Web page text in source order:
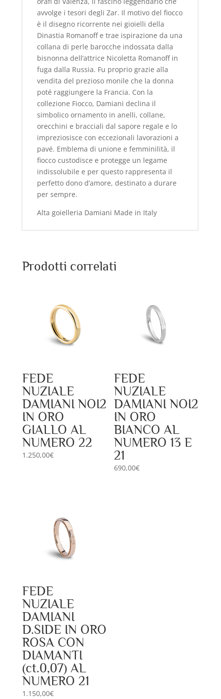
avvolge i tesori degli Zar. Il motivo del fiocco
è il disegno ricorrente nei gioielli della
Dinastia Romanoff e trae ispirazione da una
collana di perle barocche indossata dalla
bisnonna dell’attrice Nicoletta Romanoff in
fuga dalla Russia. Fu proprio grazie alla
vendita del prezioso monile che la donna
poté raggiungere la Francia. Con la
collezione Fiocco, Damiani declina il
simbolico ornamento in anelli, collane,
orecchini e bracciali dal sapore regale e lo
impreziosisce con eccezionali lavorazioni a
pavé. Emblema di unione e femminilità, il
fiocco custodisce e protegge un legame
indissolubile e per questo rappresenta il
perfetto dono d’amore, destinato a durare
per sempre.
Alta goielleria Damiani Made in Italy
Prodotti correlati
FEDE
NUZIALE
DAMIANI NOI2
IN ORO
GIALLO AL
NUMERO 22
1.250,00€
FEDE
NUZIALE
DAMIANI NOI2
IN ORO
BIANCO AL
NUMERO 13 E
21
690,00€
FEDE
NUZIALE
DAMIANI
D.SIDE IN ORO
ROSA CON
DIAMANTI
(ct.0,07) AL
NUMERO 21
1.150,00€